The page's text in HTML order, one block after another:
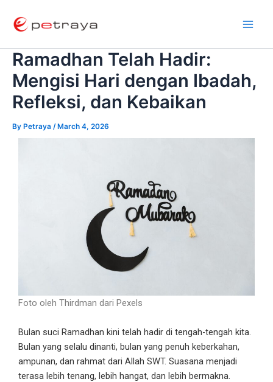
Ramadhan Telah Hadir:
Mengisi Hari dengan Ibadah,
Refleksi, dan Kebaikan
By Petraya / March 4, 2026
Foto oleh Thirdman dari Pexels
Bulan suci Ramadhan kini telah hadir di tengah-tengah kita.
Bulan yang selalu dinanti, bulan yang penuh keberkahan,
ampunan, dan rahmat dari Allah SWT. Suasana menjadi
terasa lebih tenang, lebih hangat, dan lebih bermakna.
navigation